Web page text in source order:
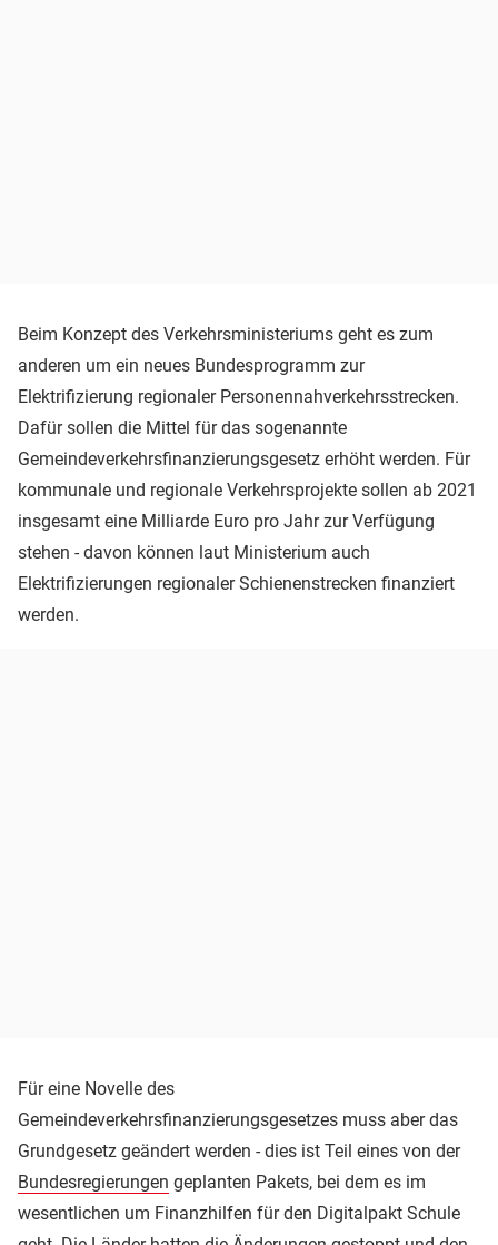
Beim Konzept des Verkehrsministeriums geht es zum
anderen um ein neues Bundesprogramm zur
Elektrifizierung regionaler Personennahverkehrsstrecken.
Dafür sollen die Mittel für das sogenannte
Gemeindeverkehrsfinanzierungsgesetz erhöht werden. Für
kommunale und regionale Verkehrsprojekte sollen ab 2021
insgesamt eine Milliarde Euro pro Jahr zur Verfügung
stehen - davon können laut Ministerium auch
Elektrifizierungen regionaler Schienenstrecken finanziert
werden.
Für eine Novelle des
Gemeindeverkehrsfinanzierungsgesetzes muss aber das
Grundgesetz geändert werden - dies ist Teil eines von der
Bundesregierungen geplanten Pakets, bei dem es im
wesentlichen um Finanzhilfen für den Digitalpakt Schule